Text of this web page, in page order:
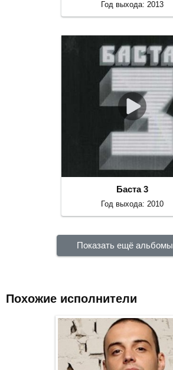
Год выхода: 2013
Баста 3
Год выхода: 2010
Показать ещё альбомы
Похожие исполнители